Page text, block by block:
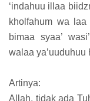
‘indahuu illaa
kholfahum wa laa
bimaa syaa’
walaa ya’uuduhuu
Artinya:
Allah, tidak ada